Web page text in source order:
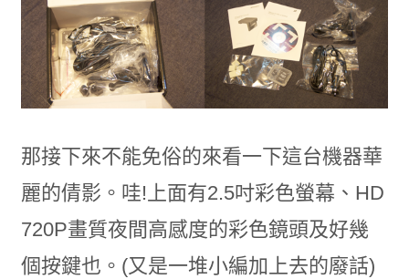
那接下來不能免俗的來看一下這台機器華
麗的倩影。哇!上面有2.5吋彩色螢幕、HD
720P畫質夜間高感度的彩色鏡頭及好幾
個按鍵也。(又是一堆小編加上去的廢話)